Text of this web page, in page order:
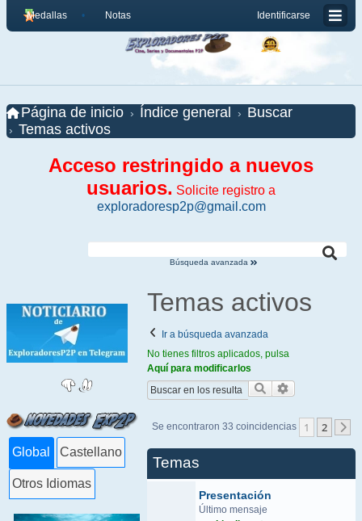
Identificarse
Medallas Notas
Página de inicio Índice general
Buscar
Temas activos
Acceso restringido a nuevos
usuarios. Solicite registro a
exploradoresp2p@gmail.com
Búsqueda avanzada
Global Castellano
Otros Idiomas
Temas activos
Ir a búsqueda avanzada
No tienes filtros aplicados, pulsa
Aquí para modificarlos
Buscar
Se encontraron 33 coincidencias 1 2
Temas
Presentación
Último mensaje